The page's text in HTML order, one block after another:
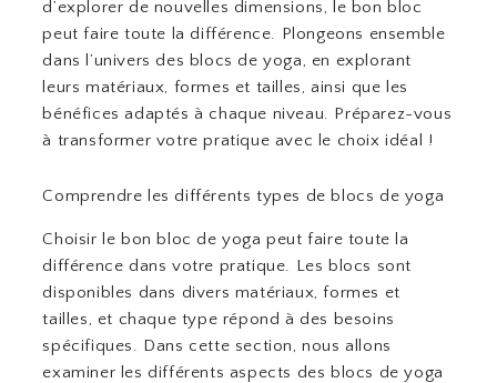
d’explorer de nouvelles dimensions, le bon bloc
peut faire toute la différence. Plongeons ensemble
dans l’univers des blocs de yoga, en explorant
leurs matériaux, formes et tailles, ainsi que les
bénéfices adaptés à chaque niveau. Préparez-vous
à transformer votre pratique avec le choix idéal !
Comprendre les différents types de blocs de yoga
Choisir le bon bloc de yoga peut faire toute la
différence dans votre pratique. Les blocs sont
disponibles dans divers matériaux, formes et
tailles, et chaque type répond à des besoins
spécifiques. Dans cette section, nous allons
examiner les différents aspects des blocs de yoga